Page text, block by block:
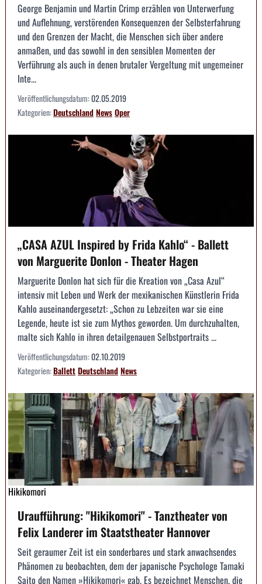
George Benjamin und Martin Crimp erzählen von Unterwerfung
und Auflehnung, verstörenden Konsequenzen der Selbsterfahrung
und den Grenzen der Macht, die Menschen sich über andere
anmaßen, und das sowohl in den sensiblen Momenten der
Verführung als auch in denen brutaler Vergeltung mit ungemeiner
Inte...
Veröffentlichungsdatum:02.05.2019
Kategorien:DeutschlandNewsOper
„CASA AZUL Inspired by Frida Kahlo“ - Ballett
von Marguerite Donlon - Theater Hagen
Marguerite Donlon hat sich für die Kreation von „Casa Azul“
intensiv mit Leben und Werk der mexikanischen Künstlerin Frida
Kahlo auseinandergesetzt: „Schon zu Lebzeiten war sie eine
Legende, heute ist sie zum Mythos geworden. Um durchzuhalten,
malte sich Kahlo in ihren detailgenauen Selbstportraits ...
Veröffentlichungsdatum:02.10.2019
Kategorien:BallettDeutschlandNews
Hikikomori
Uraufführung: "Hikikomori" - Tanztheater von
Felix Landerer im Staatstheater Hannover
Seit geraumer Zeit ist ein sonderbares und stark anwachsendes
Phänomen zu beobachten, dem der japanische Psychologe Tamaki
Saito den Namen »Hikikomori« gab. Es bezeichnet Menschen, die